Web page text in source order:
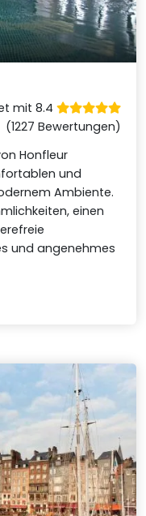
mit 8.4
(1227 Bewertungen)
Honfleur
und
Ambiente.
einen
und angenehmes